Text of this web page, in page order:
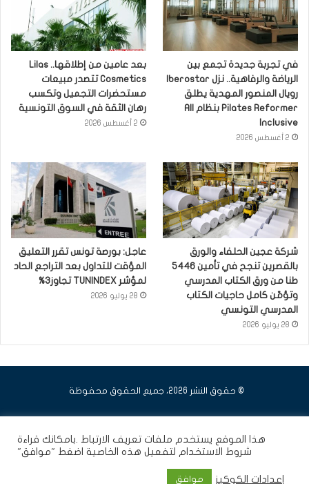
في تجربة جديدة تجمع بين
رويال المنصور المهدية يطلق
Pilates Reformer بنظام All
Inclusive
2 أغسطس 2026
بعد عامين من إطلاقها.. Lilas
Cosmetics تتصدر مبيعات
مستحضرات التجميل وتكسب
رهان الثقة في السوق التونسية
2 أغسطس 2026
شركة عجين الحلفاء والورق
بالقصرين تنجح في تأمين 5446
طنا من ورق الكتاب المدرسي
وتؤمّن كامل حاجيات الكتاب
المدرسي التونسي
28 يوليو 2026
عاجل: بورصة تونس تقرر التعليق
المؤقت للتداول بعد التراجع الحاد
لمؤشر TUNINDEX تجاوز3%
28 يوليو 2026
© حقوق النشر 2026، جميع الحقوق محفوظة
هذا الموقع يستخدم ملفات تعريف الارتباط .بامكانك قراءة
شروط الاستخدام لتفعيل هذه الخاصية اضغط "موافق"
إعدادات الكوكيز موافق